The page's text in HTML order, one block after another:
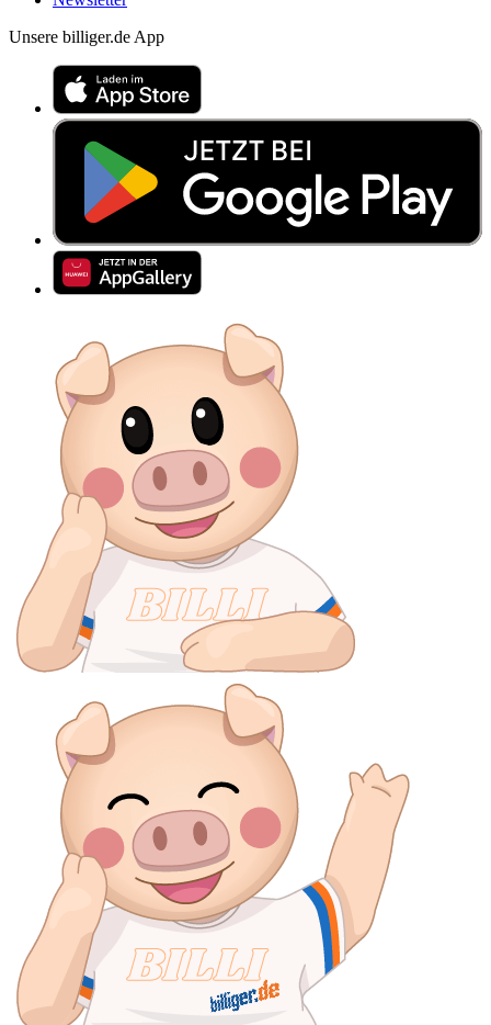
Unsere billiger.de App